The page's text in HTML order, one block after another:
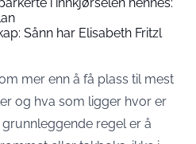
Sånn har Elisabeth Fritzl
mer enn å få plass til mest
og hva som ligger hvor er
regel er å